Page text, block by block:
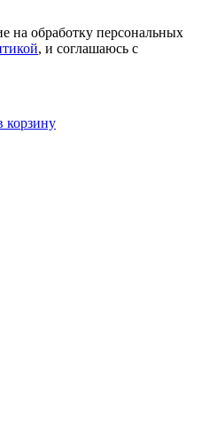
на обработку персональных
, и соглашаюсь с
корзину